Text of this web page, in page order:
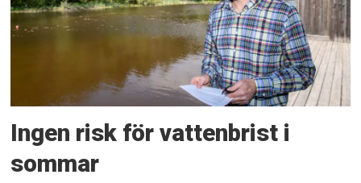
Ingen risk för vattenbrist i
sommar